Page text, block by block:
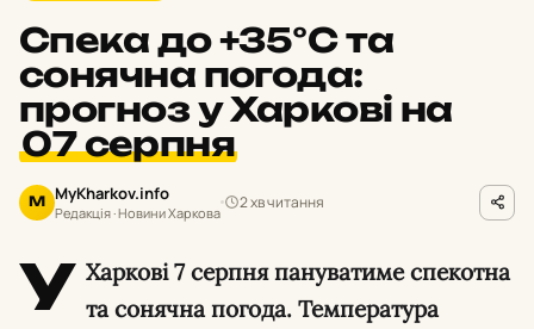
Спека до +35°С та
сонячна погода:
прогноз у Харкові на
07 серпня
M MyKharkov.info
Редакція · Новини Харкова
2 хв читання
У Харкові 7 серпня пануватиме спекотна
та сонячна погода. Температура